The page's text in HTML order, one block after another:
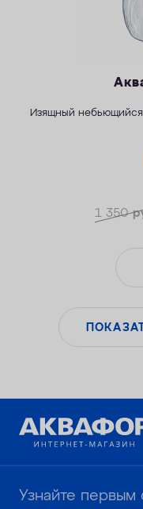
Изящный
1 350
Узнайте первым